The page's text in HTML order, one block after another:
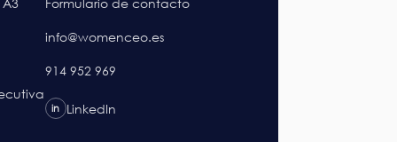
info@womenceo.es
914 952 969
in LinkedIn